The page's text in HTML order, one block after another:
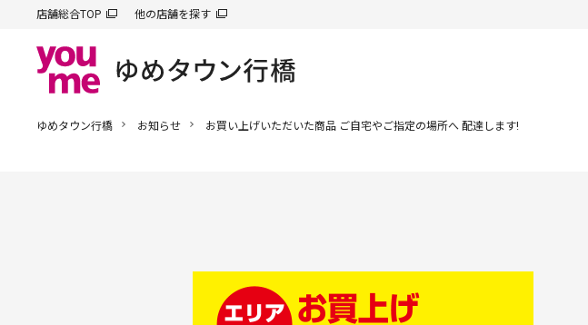
店舗総合TOP 他の店舗を探す
ゆめタウン行橋 お知らせ お買い上げいただいた商品 ご自宅やご指定の場所へ 配達します!